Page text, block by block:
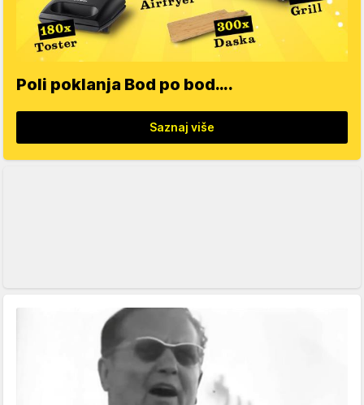
Poli poklanja Bod po bod….
Saznaj više